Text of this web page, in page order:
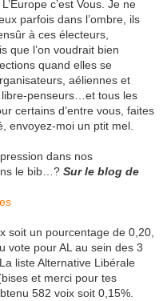
c’est Vous. Je ne
parfois dans l’ombre, ils
à ces électeurs,
que l’on voudrait bien
quand elles se
aéliennes et
penseurs…et tous les
certains d’entre vous, faites
envoyez-moi un ptit mel.
dans nos
le bib…? Sur le blog de
soit un pourcentage de 0,20,
vote pour AL au sein des 3
liste Alternative Libérale
et merci pour tes
582 voix soit 0,15%.